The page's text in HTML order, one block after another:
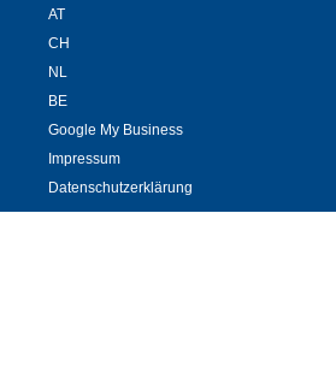
AT
CH
NL
BE
Google My Business
Impressum
Datenschutzerklärung